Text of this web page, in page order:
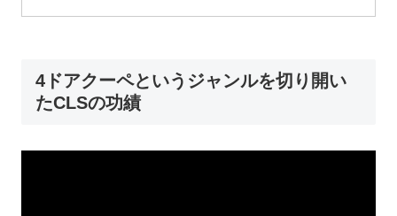
4ドアクーペというジャンルを切り開い
たCLSの功績